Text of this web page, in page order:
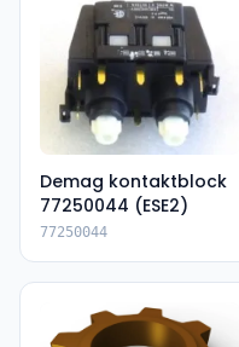
Demag kontaktblock
77250044 (ESE2)
77250044